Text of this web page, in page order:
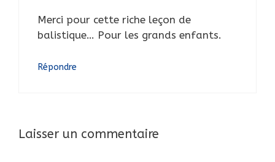
Merci pour cette riche leçon de
balistique… Pour les grands enfants.
Répondre
Laisser un commentaire